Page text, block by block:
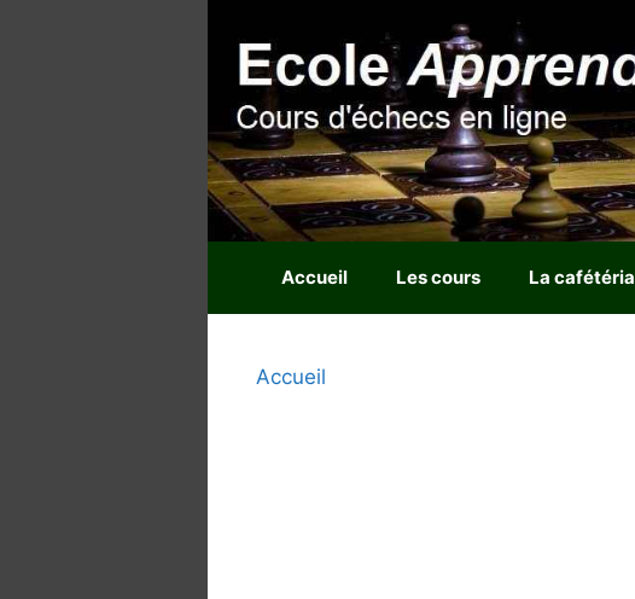
Accueil Les cours La cafétéria
Accueil